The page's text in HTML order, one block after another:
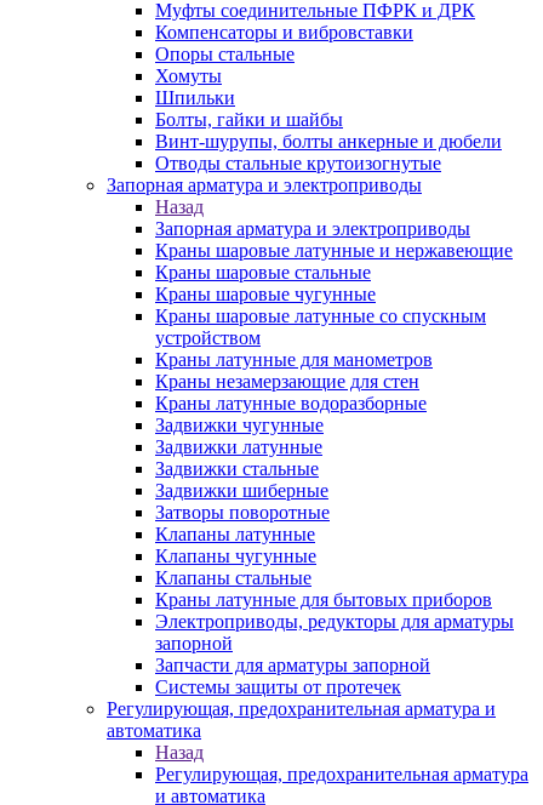
Муфты соединительные ПФРК и ДРК
Компенсаторы и вибровставки
Опоры стальные
Хомуты
Шпильки
Болты, гайки и шайбы
Винт-шурупы, болты анкерные и дюбели
Отводы стальные крутоизогнутые
Запорная арматура и электроприводы
Назад
Запорная арматура и электроприводы
Краны шаровые латунные и нержавеющие
Краны шаровые стальные
Краны шаровые чугунные
Краны шаровые латунные со спускным
устройством
Краны латунные для манометров
Краны незамерзающие для стен
Краны латунные водоразборные
Задвижки чугунные
Задвижки латунные
Задвижки стальные
Задвижки шиберные
Затворы поворотные
Клапаны латунные
Клапаны чугунные
Клапаны стальные
Краны латунные для бытовых приборов
Электроприводы, редукторы для арматуры
запорной
Запчасти для арматуры запорной
Системы защиты от протечек
Регулирующая, предохранительная арматура и
автоматика
Назад
Регулирующая, предохранительная арматура
и автоматика